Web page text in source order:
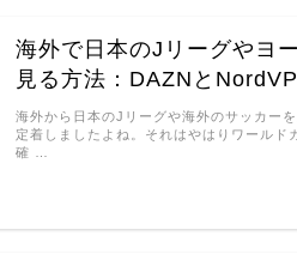
海外で日本のJリーグやヨ
見る方法：DAZNと
海外から日本のJリーグや海外のサッカー
定着しましたよね。それはやはりワールド
確 …